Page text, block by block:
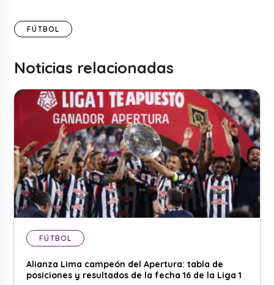
FÚTBOL
Noticias relacionadas
FÚTBOL
Alianza Lima campeón del Apertura: tabla de
posiciones y resultados de la fecha 16 de la Liga 1